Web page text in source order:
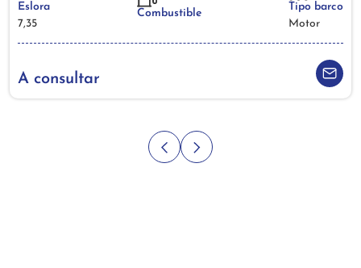
Eslora
7,35
Combustible
Tipo barco
Motor
A consultar